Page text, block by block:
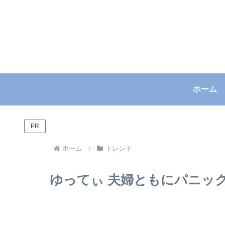
ホーム
PR
ホーム トレンド
ゆってぃ 夫婦ともにパニッ